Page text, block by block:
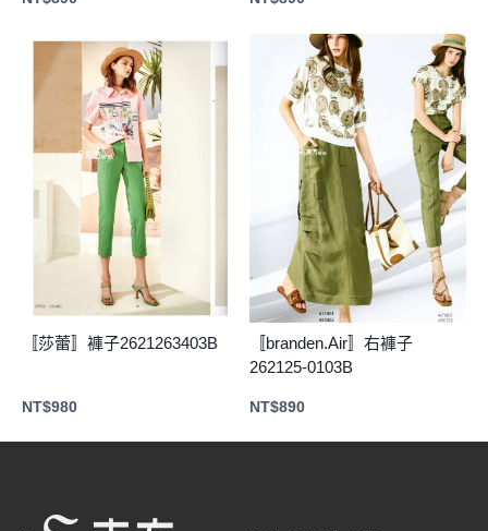
〚莎蕾〛褲子2621263403B
NT$980
〚branden.Air〛右褲子
262125-0103B
NT$890